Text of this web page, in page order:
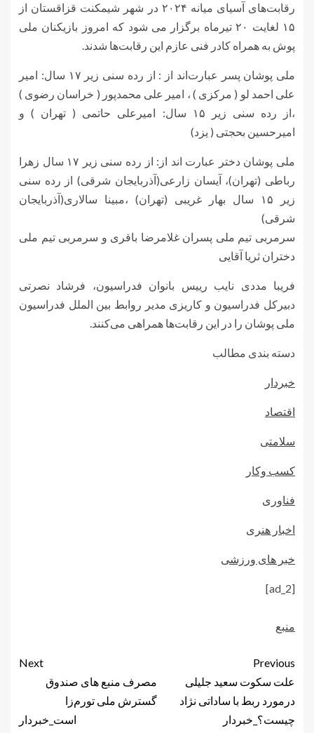
رقابت‌های آسیای میانه ۲۰۲۴ در شهر شیمکنت قزاقستان از
۱۵ لغایت ۲۰ تیرماه برگزار می شود که امروز بازیکنان ملی
پوش به همراه کادر فنی عازم این رقابت‌ها شدند.
ملی پوشان پسر عبارت‌اند از : از رده سنی زیر ۱۷ سال: امیر
علی احمد لو ( مرکزی ) ، امیر علی محمدپور ( خراسان رضوی )
،از رده سنی زیر ۱۵ سال: امیرعلی حاتمی ( تهران ) و
امیرحسین بحجتی ( یزد)
ملی پوشان دختر عبارت اند از: از رده سنی زیر ۱۷ سال زهرا
رباطی (تهران)، آیسان زارعی(آذربایجان شرقی) از رده سنی
زیر ۱۵ سال بهار غریبی (تهران) ،مبینا سالاری(آذربایجان
شرقی)
سرمربی تیم ملی پسران غلامرضا باقری و سرمربی تیم ملی
دختران ثریا آقایی
فریبا مددی نایب رییس بانوان فدراسیون، فرشاد نصرتی
دبیرکل فدراسیون و کاریزی مدیر روابط بین الملل فدراسیون
ملی پوشان را در این رقابت‌ها همراهی می‌کنند.
دسته بندی مطالب
خبردار
اقتصاد
سلامتی
کسب وکار
فناوری
اخبار هنری
خبر های ورزشی
[ad_2]
منبع
Previous
علت سکوت سعید جلیلی
درمورد ربط با ساداتی نژاد
چیست؟_خبردار
Next
مصرف منبع های صندوق
گسترش ملی تورم‌زا
است_خبردار